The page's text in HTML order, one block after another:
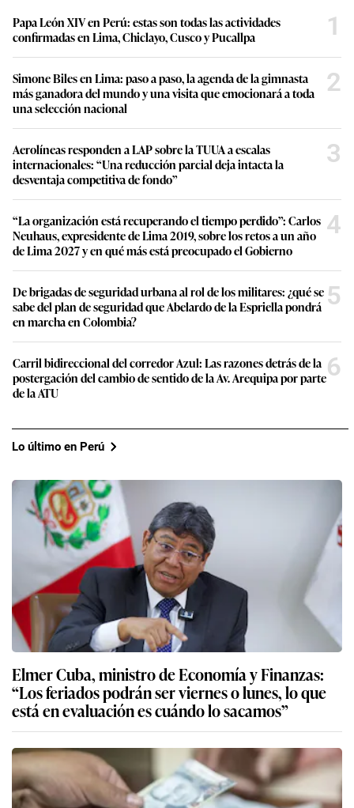
Papa León XIV en Perú: estas son todas las actividades
confirmadas en Lima, Chiclayo, Cusco y Pucallpa
1
Simone Biles en Lima: paso a paso, la agenda de la gimnasta
más ganadora del mundo y una visita que emocionará a toda
una selección nacional
2
Aerolíneas responden a LAP sobre la TUUA a escalas
internacionales: “Una reducción parcial deja intacta la
desventaja competitiva de fondo”
3
“La organización está recuperando el tiempo perdido”: Carlos
Neuhaus, expresidente de Lima 2019, sobre los retos a un año
de Lima 2027 y en qué más está preocupado el Gobierno
4
De brigadas de seguridad urbana al rol de los militares: ¿qué se
sabe del plan de seguridad que Abelardo de la Espriella pondrá
en marcha en Colombia?
5
Carril bidireccional del corredor Azul: Las razones detrás de la
postergación del cambio de sentido de la Av. Arequipa por parte
de la ATU
6
Lo último en Perú
Elmer Cuba, ministro de Economía y Finanzas:
“Los feriados podrán ser viernes o lunes, lo que
está en evaluación es cuándo lo sacamos”